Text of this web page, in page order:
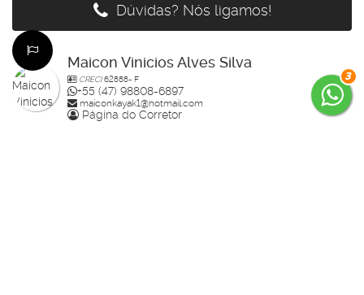
3
Dúvidas? Nós ligamos!
Maicon Vinicios Alves Silva
CRECI62888- F
+55 (47) 98808-6897
maiconkayak1@hotmail.com
Página do Corretor